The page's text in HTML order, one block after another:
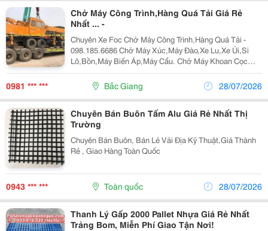
Chở Máy Công Trình,Hàng Quá Tải Giá Rẻ
Nhất ... -
Chuyên Xe Foc Chở Máy Công Trình,Hàng Quá Tải -
098.185.6686 Chở Máy Xúc,Máy Đào,Xe Lu,Xe Ủi,Si
Lô,Bồn,Máy Biến Áp,Máy Cẩu. Chở Máy Khoan Cọc
Nhồi,Biến Thế,Bồn Tròn,Lu Tròn,Hàng Quá Khổ. Nhận
Chở Ghép Hàng Hóa,Máy Công Trình Đi Các Tỉnh Bắc
0981 *** *** Bắc Giang 28/07/2026
Chuyên Bán Buôn Tấm Alu Giá Rẻ Nhất Thị
Trường
Chuyên Bán Buôn, Bán Lẻ Vải Địa Kỹ Thuật,Giá Thành
Rẻ , Giao Hàng Toàn Quốc
0943 *** *** Toàn quốc 28/07/2026
Thanh Lý Gấp 2000 Pallet Nhựa Giá Rẻ Nhất
Trảng Bom, Miễn Phí Giao Tận Nơi!